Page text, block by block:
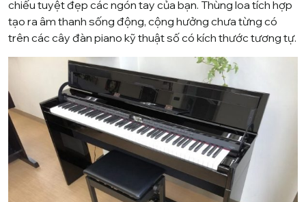
chiếu tuyệt đẹp các ngón tay của bạn. Thùng loa tích hợp
tạo ra âm thanh sống động, cộng hưởng chưa từng có
trên các cây đàn piano kỹ thuật số có kích thước tương tự.